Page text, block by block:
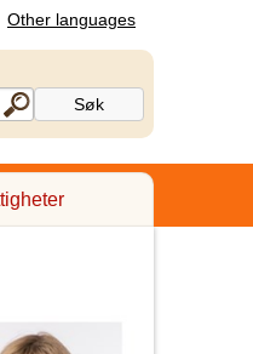
Other languages